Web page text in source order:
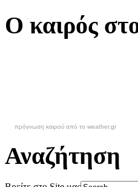
Ο καιρός
πρόγνωση καιρού από το weather.gr
Αναζήτηση